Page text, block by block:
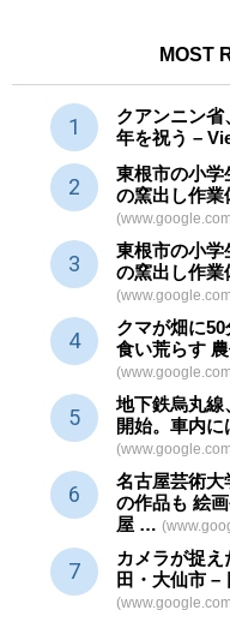
MOST
クアンニン
年を祝う –
東根市の小学
の窯出し作業
東根市の小学
の窯出し作業
クマが畑に
食い荒らす
地下鉄烏丸線
開始。車内
名古屋芸術大
の作品も 絵
屋 …
カメラが捉
田・大仙市 –